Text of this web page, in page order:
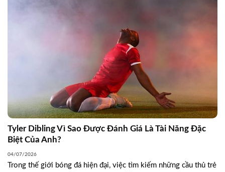
Tyler Dibling Vì Sao Được Đánh Giá Là Tài Năng Đặc
Biệt Của Anh?
04/07/2026
Trong thế giới bóng đá hiện đại, việc tìm kiếm những cầu thủ trẻ